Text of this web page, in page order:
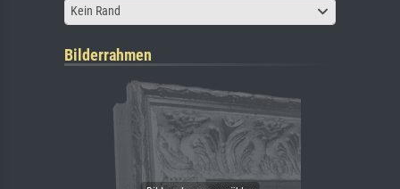
Kein Rand
Bilderrahmen